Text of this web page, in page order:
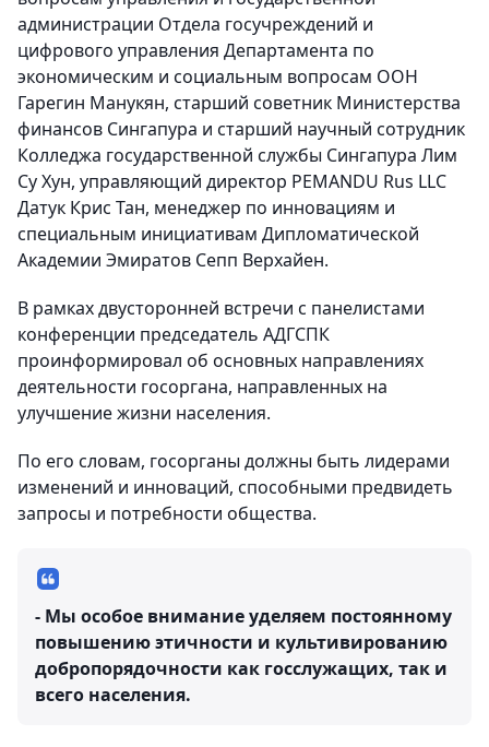
администрации Отдела госучреждений и
цифрового управления Департамента по
экономическим и социальным вопросам ООН
Гарегин Манукян, старший советник Министерства
финансов Сингапура и старший научный сотрудник
Колледжа государственной службы Сингапура Лим
Су Хун, управляющий директор PEMANDU Rus LLC
Датук Крис Тан, менеджер по инновациям и
специальным инициативам Дипломатической
Академии Эмиратов Сепп Верхайен.
В рамках двусторонней встречи с панелистами
конференции председатель АДГСПК
проинформировал об основных направлениях
деятельности госоргана, направленных на
улучшение жизни населения.
По его словам, госорганы должны быть лидерами
изменений и инноваций, способными предвидеть
запросы и потребности общества.
- Мы особое внимание уделяем постоянному
повышению этичности и культивированию
добропорядочности как госслужащих, так и
всего населения.